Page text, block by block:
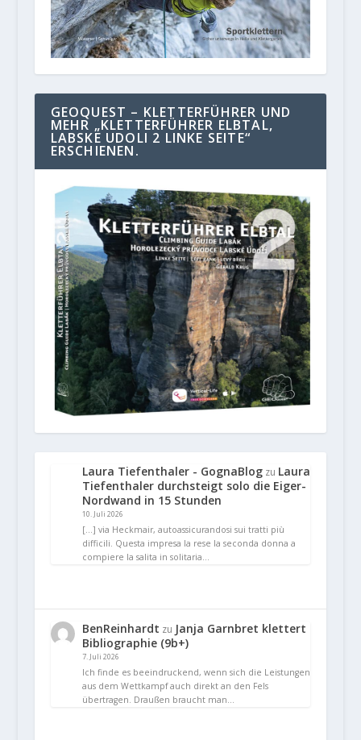
GEOQUEST – KLETTERFÜHRER UND
MEHR „KLETTERFÜHRER ELBTAL,
LABSKE UDOLI 2 LINKE SEITE“
ERSCHIENEN.
Laura Tiefenthaler - GognaBlogzu Laura
Tiefenthaler durchsteigt solo die Eiger-
Nordwand in 15 Stunden
10. Juli 2026
[…] via Heckmair, autoassicurandosi sui tratti più
difficili. Questa impresa la rese la seconda donna a
compiere la salita in solitaria…
BenReinhardt zu Janja Garnbret klettert
Bibliographie (9b+)
7. Juli 2026
Ich finde es beeindruckend, wenn sich die Leistungen
aus dem Wettkampf auch direkt an den Fels
übertragen. Draußen braucht man…